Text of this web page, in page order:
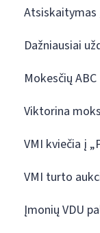
Atsiskaitymas
Dažniausiai
Mokesčių ABC
Viktorina
VMI kviečia į
VMI turto
Įmonių VDU